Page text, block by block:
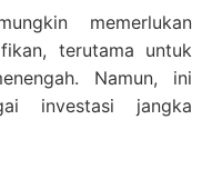
memerlukan
terutama untuk
Namun, ini
investasi jangka